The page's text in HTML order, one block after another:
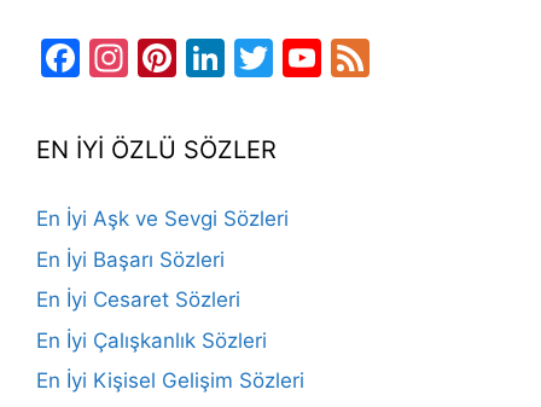
Facebook
Instagram
Pinterest
LinkedIn
TwitterYouTube
EN İYİ ÖZLÜ SÖZLER
En İyi Aşk ve Sevgi Sözleri
En İyi Başarı Sözleri
En İyi Cesaret Sözleri
En İyi Çalışkanlık Sözleri
En İyi Kişisel Gelişim Sözleri